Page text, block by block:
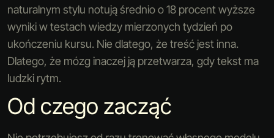
naturalnym stylu notują średnio o 18 procent wyższe
wyniki w testach wiedzy mierzonych tydzień po
ukończeniu kursu. Nie dlatego, że treść jest inna.
Dlatego, że mózg inaczej ją przetwarza, gdy tekst ma
ludzki rytm.
Od czego zacząć